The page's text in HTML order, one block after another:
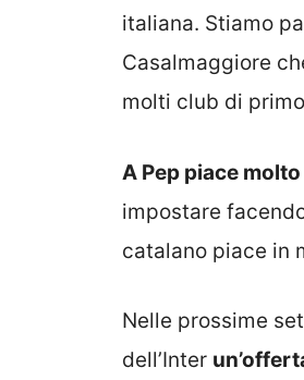
italiana. Stiamo
Casalmaggiore
molti club di
A Pep piace
impostare
catalano piace in
Nelle prossime
dell’Inter